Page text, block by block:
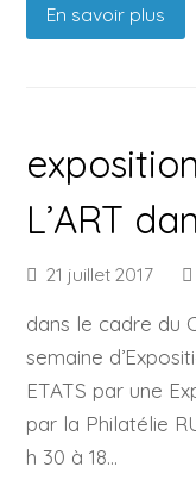
En savoir plus
L’ART
21 juillet 2017
dans le cadre du
semaine
ETATS par une
par la Philatélie
h 30 à 18…